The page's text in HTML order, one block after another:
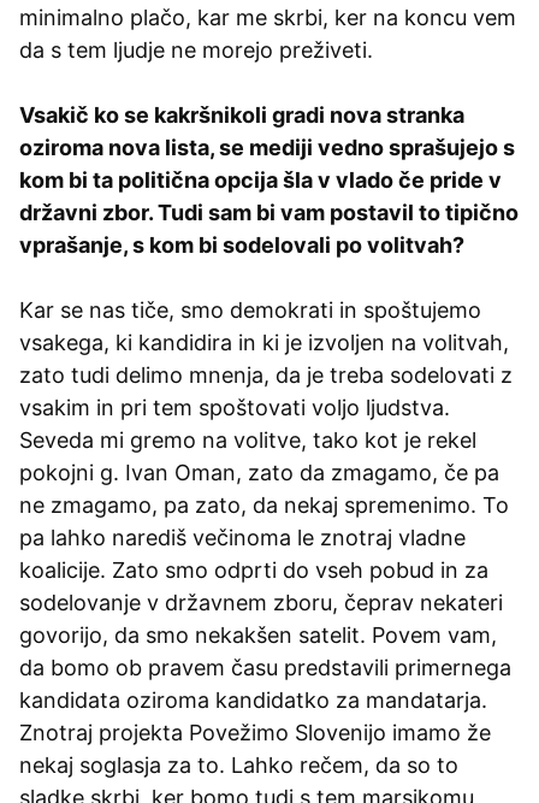
minimalno plačo, kar me skrbi, ker na koncu vem
da s tem ljudje ne morejo preživeti.
Vsakič ko se kakršnikoli gradi nova stranka
oziroma nova lista, se mediji vedno sprašujejo s
kom bi ta politična opcija šla v vlado če pride v
državni zbor. Tudi sam bi vam postavil to tipično
vprašanje, s kom bi sodelovali po volitvah?
Kar se nas tiče, smo demokrati in spoštujemo
vsakega, ki kandidira in ki je izvoljen na volitvah,
zato tudi delimo mnenja, da je treba sodelovati z
vsakim in pri tem spoštovati voljo ljudstva.
Seveda mi gremo na volitve, tako kot je rekel
pokojni g. Ivan Oman, zato da zmagamo, če pa
ne zmagamo, pa zato, da nekaj spremenimo. To
pa lahko narediš večinoma le znotraj vladne
koalicije. Zato smo odprti do vseh pobud in za
sodelovanje v državnem zboru, čeprav nekateri
govorijo, da smo nekakšen satelit. Povem vam,
da bomo ob pravem času predstavili primernega
kandidata oziroma kandidatko za mandatarja.
Znotraj projekta Povežimo Slovenijo imamo že
nekaj soglasja za to. Lahko rečem, da so to
sladke skrbi, ker bomo tudi s tem marsikomu